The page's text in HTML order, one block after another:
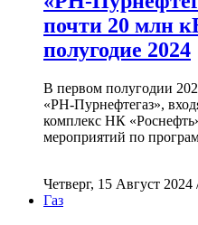
почти 20 млн
полугодие 2024
В первом полугодии
«РН-Пурнефтегаз»,
комплекс НК
мероприятий по
Четверг, 15 Август 2024
Газ